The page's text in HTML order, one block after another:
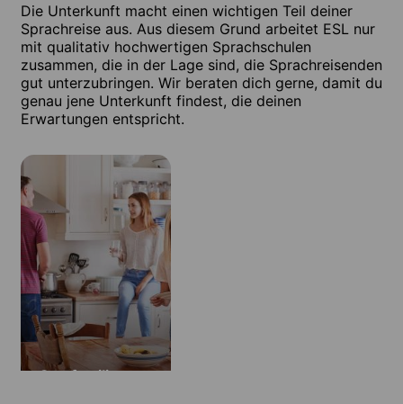
Die Unterkunft macht einen wichtigen Teil deiner
Sprachreise aus. Aus diesem Grund arbeitet ESL nur
mit qualitativ hochwertigen Sprachschulen
zusammen, die in der Lage sind, die Sprachreisenden
gut unterzubringen. Wir beraten dich gerne, damit du
genau jene Unterkunft findest, die deinen
Erwartungen entspricht.
Gastfamilie